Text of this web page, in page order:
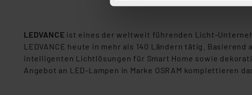
Auswertung und Analyse bis zum
dazu führen, dass die
„Einige Drittanbieter verarbeiten
LEDVANCE ist eines der weltweit führenden Licht-
LEDVANCE heute in mehr als 140 Ländern tätig.
intelligenten Lichtlösungen für Smart Home sowie
Angebot an LED-Lampen in Marke OSRAM komplettieren